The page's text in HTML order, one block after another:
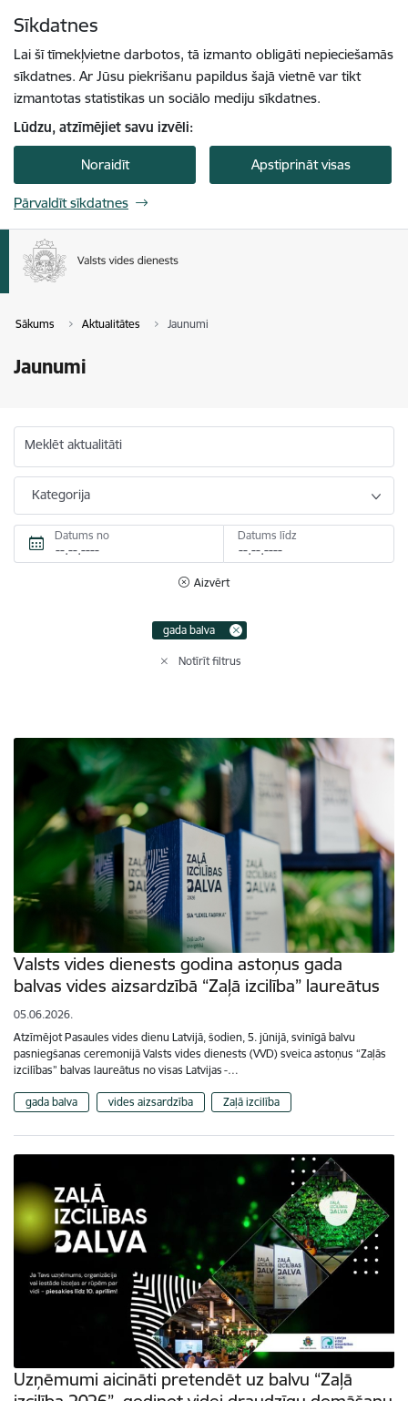
Sīkdatnes
Lai šī tīmekļvietne darbotos, tā izmanto obligāti nepieciešamās
sīkdatnes. Ar Jūsu piekrišanu papildus šajā vietnē var tikt
izmantotas statistikas un sociālo mediju sīkdatnes.
Lūdzu, atzīmējiet savu izvēli:
Noraidīt Apstiprināt visas
Pārvaldīt sīkdatnes
Sākums Aktualitātes Jaunumi
Jaunumi
Meklēt aktualitāti
Kategorija
Datums no Datums līdz
Aizvērt
gada balva
Notīrīt filtrus
Valsts vides dienests godina astoņus gada
balvas vides aizsardzībā “Zaļā izcilība” laureātus
05.06.2026.
Atzīmējot Pasaules vides dienu Latvijā, šodien, 5. jūnijā, svinīgā balvu
pasniegšanas ceremonijā Valsts vides dienests (VVD) sveica astoņus “Zaļās
izcilības” balvas laureātus no visas Latvijas -…
gada balva vides aizsardzība Zaļā izcilība
Uzņēmumi aicināti pretendēt uz balvu “Zaļā